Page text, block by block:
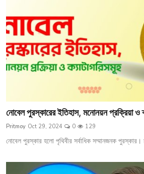
নোবেল পুরস্কারের ইতিহাস, মনোনয়ন প্রক্রিয়া ও
Pritmoy Oct 29, 2024 0 129
নোবেল পুরস্কার হলো পৃথিবীর সর্বাধিক সম্মানজনক